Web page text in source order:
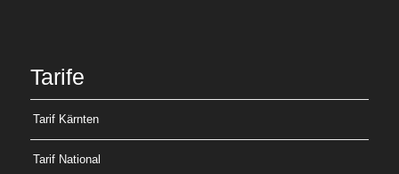
Tarife
Tarif Kärnten
Tarif National